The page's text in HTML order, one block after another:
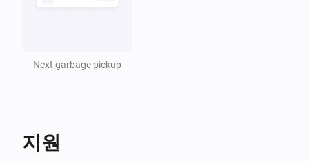
Next garbage pickup
지원